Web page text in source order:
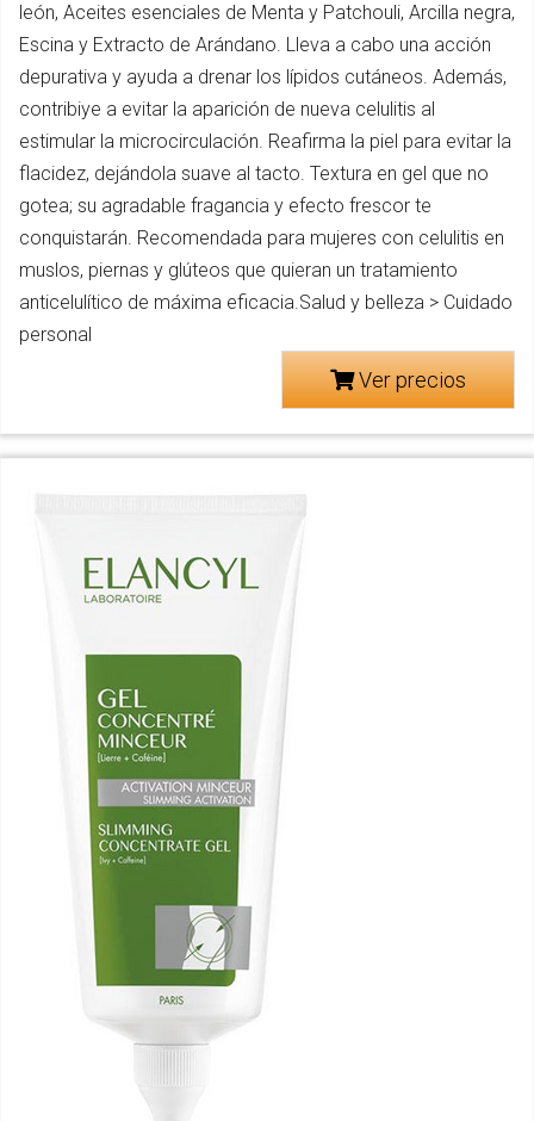
león, Aceites esenciales de Menta y Patchouli, Arcilla negra,
Escina y Extracto de Arándano. Lleva a cabo una acción
depurativa y ayuda a drenar los lípidos cutáneos. Además,
contribiye a evitar la aparición de nueva celulitis al
estimular la microcirculación. Reafirma la piel para evitar la
flacidez, dejándola suave al tacto. Textura en gel que no
gotea; su agradable fragancia y efecto frescor te
conquistarán. Recomendada para mujeres con celulitis en
muslos, piernas y glúteos que quieran un tratamiento
anticelulítico de máxima eficacia.Salud y belleza > Cuidado
personal
Ver precios